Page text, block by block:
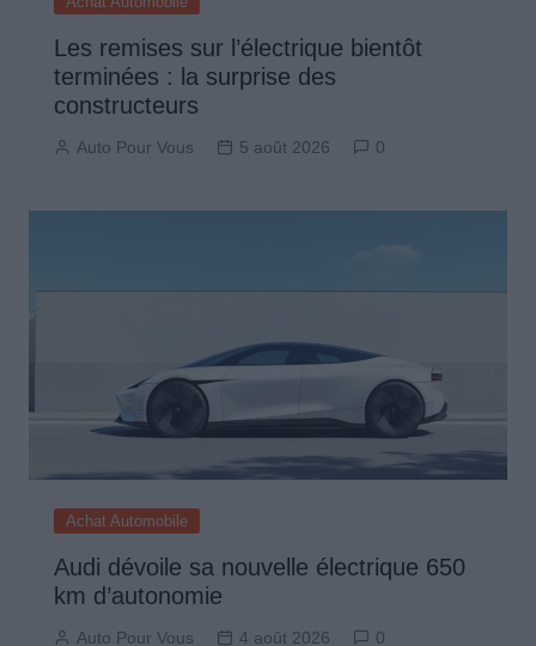
Les remises sur l’électrique bientôt
terminées : la surprise des
constructeurs
Auto Pour Vous 5 août 2026 0
Achat Automobile
Audi dévoile sa nouvelle électrique 650
km d’autonomie
Auto Pour Vous 4 août 2026 0